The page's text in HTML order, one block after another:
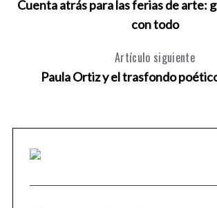
Cuenta atrás para las ferias de arte:
con todo
Artículo siguiente
Paula Ortiz y el trasfondo